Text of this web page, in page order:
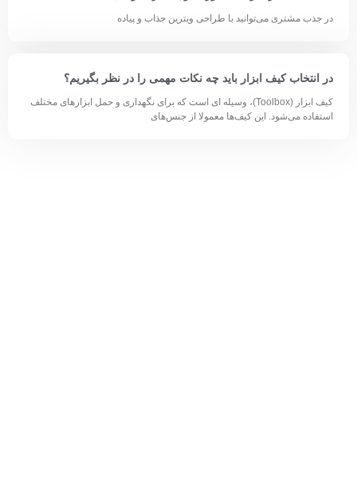
در جذب مشتری می‌توانید با طراحی ویترین جذاب و پیاده
در انتخاب کیف ابزار باید چه نکات مهمی را در نظر بگیریم؟
کیف ابزار (Toolbox)، وسیله ای است که برای نگهداری و حمل ابزارهای مختلف
استفاده می‌شود. این کیف‌ها معمولا از جنس‌های